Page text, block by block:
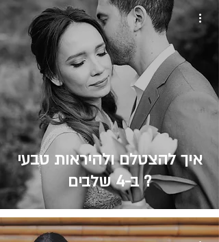
איך להצטלם ולהיראות טבעי
ב-4 שלבים ?